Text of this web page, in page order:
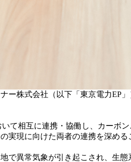
株式会社（以下「東京電力EP
て相互に連携・協働し、カーボ
現に向けた両者の連携を深める
異常気象が引き起こされ、生